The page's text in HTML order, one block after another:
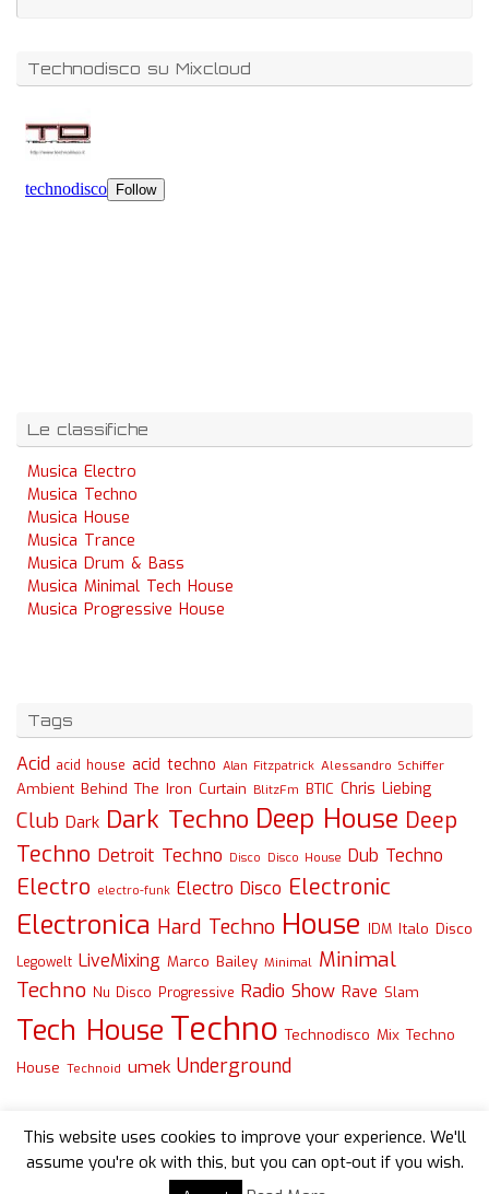
Technodisco su Mixcloud
Le classifiche
Musica Electro
Musica Techno
Musica House
Musica Trance
Musica Drum & Bass
Musica Minimal Tech House
Musica Progressive House
Tags
Acid acid house acid techno Alan Fitzpatrick Alessandro Schiffer
Ambient Behind The Iron Curtain BlitzFm BTIC Chris Liebing
Club Dark Dark Techno Deep House Deep
Techno Detroit Techno Disco Disco House Dub Techno
Electro electro-funk Electro Disco Electronic
Electronica Hard Techno House IDM Italo Disco
Legowelt LiveMixing Marco Bailey Minimal Minimal
Techno Nu Disco Progressive Radio Show Rave Slam
Tech House Techno Technodisco Mix Techno
House Technoid umek Underground
This website uses cookies to improve your experience. We'll
assume you're ok with this, but you can opt-out if you wish.